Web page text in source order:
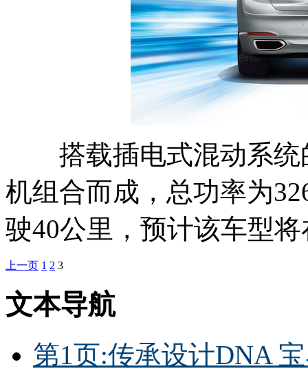
搭载插电式混动系统
机组合而成，总功率为
驶40公里，预计该车型
上一页 1 2 3
文本导航
第1页:传承设计DNA